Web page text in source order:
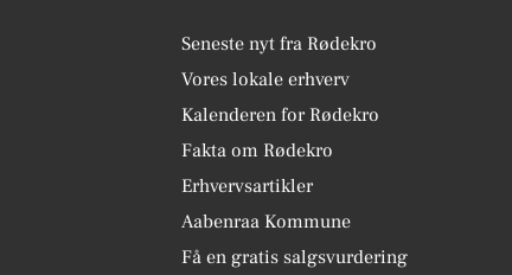
Seneste nyt fra Rødekro
Vores lokale erhverv
Kalenderen for Rødekro
Fakta om Rødekro
Erhvervsartikler
Aabenraa Kommune
Få en gratis salgsvurdering